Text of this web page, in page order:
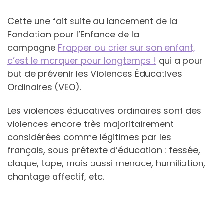
Cette une fait suite au lancement de la
Fondation pour l’Enfance de la
campagne Frapper ou crier sur son enfant,
c’est le marquer pour longtemps ! qui a pour
but de prévenir les Violences Éducatives
Ordinaires (VEO).
Les violences éducatives ordinaires sont des
violences encore très majoritairement
considérées comme légitimes par les
français, sous prétexte d’éducation : fessée,
claque, tape, mais aussi menace, humiliation,
chantage affectif, etc.